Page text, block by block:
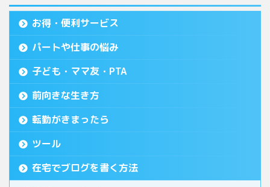
お得・便利サービス
パートや仕事の悩み
子ども・ママ友・PTA
前向きな生き方
転勤がきまったら
ツール
在宅でブログを書く方法